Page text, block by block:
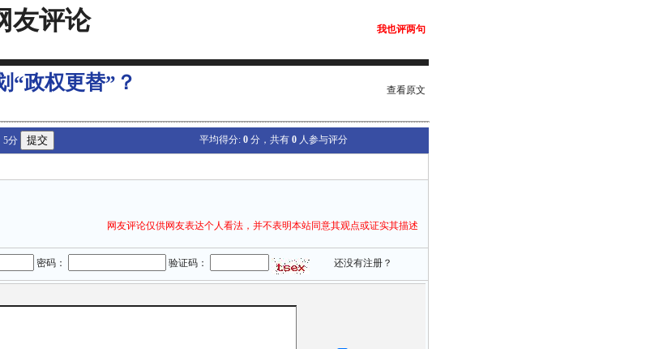
友评论 我也评两句
“政权更替”？ 查看原文
5分 平均得分: 0 分，共有 0 人参与评分
网友评论仅供网友表达个人看法，并不表明本站同意其观点或证实其描述
密码： 验证码： 还没有注册？